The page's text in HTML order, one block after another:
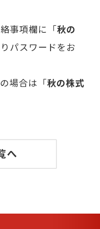
事項欄に「秋の
パスワードをお
場合は「秋の株式
へ